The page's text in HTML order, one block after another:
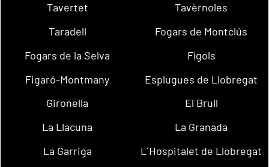
Tavertet
Tavèrnoles
Taradell
Fogars de Montclús
Fogars de la Selva
Fígols
Figaró-Montmany
Esplugues de Llobregat
Gironella
El Brull
La Llacuna
La Granada
La Garriga
L´Hospitalet de Llobregat